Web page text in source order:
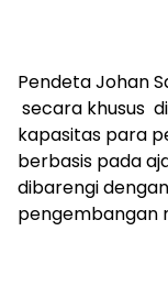
Pendeta Johan
secara khusus
kapasitas para
berbasis pada
dibarengi
pengembangan